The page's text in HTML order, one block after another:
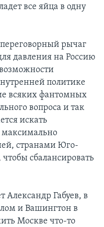
все яйца в одну
рычаг
давления на Россию
политике
всяких фантомных
вопроса и так
искать
максимально
странами Юго-
сбалансировать
Александр Габуев, в
и Вашингтон в
Москве что-то